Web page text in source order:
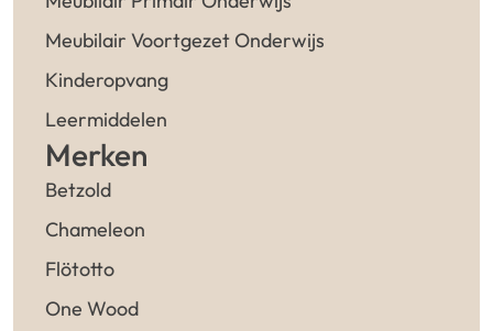
Meubilair Voortgezet Onderwijs
Kinderopvang
Leermiddelen
Merken
Betzold
Chameleon
Flötotto
One Wood